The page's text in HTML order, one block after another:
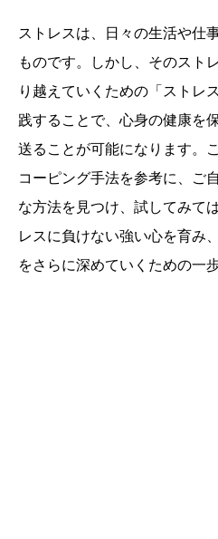
ストレスは、日々の生活や仕
ものです。しかし、そのスト
り越えていくための「ストレ
践することで、心身の健康を
送ることが可能になります。
コーピング手法を参考に、ご
な方法を見つけ、試してみて
レスに負けない強い心を育み
をさらに深めていくための一